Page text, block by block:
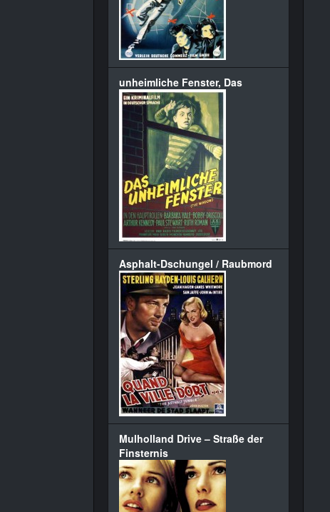
unheimliche Fenster, Das
Asphalt-Dschungel / Raubmord
Mulholland Drive – Straße der
Finsternis